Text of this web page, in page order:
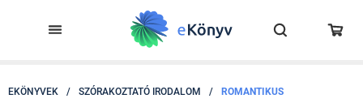
EKÖNYVEK / SZÓRAKOZTATÓ IRODALOM / ROMANTIKUS